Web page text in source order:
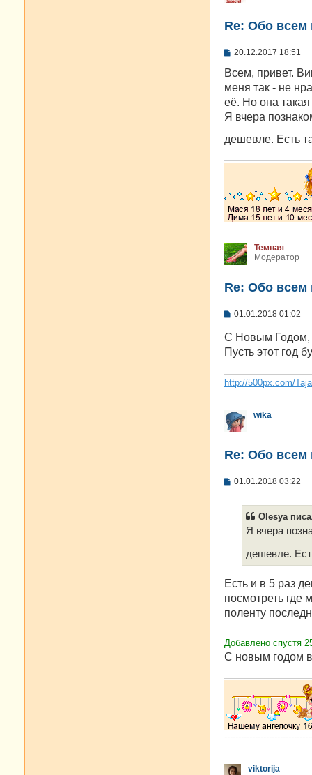
Re: Oбо всем
С
о
щ
е
н
и
20.12.2017 18:51
Всем, привет.
меня так - не
её. Но она
Я вчера
дешевле. Есть
Темная
Модератор
Re: Oбо всем
С
о
б
щ
н
и
01.01.2018 01:02
С Новым Годом,
Пусть этот год
http://500px.com/
wika
Re: Oбо всем
С
01.01.2018 03:22
Olesya
Я вчера
дешевле.
Есть и в 5 раз
посмотреть где
поленту
Добавлено спустя
С новым годом
viktorija